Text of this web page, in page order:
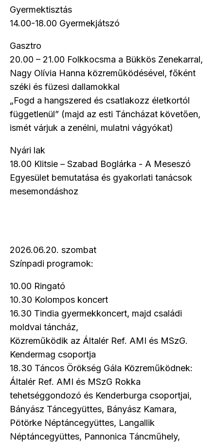
Gyermektisztás
14.00-18.00 Gyermekjátszó
Gasztro
20.00 – 21.00 Folkkocsma a Bükkös Zenekarral,
Nagy Olívia Hanna közreműködésével, főként
széki és füzesi dallamokkal
„Fogd a hangszered és csatlakozz életkortól
függetlenül” (majd az esti Táncházat követően,
ismét várjuk a zenélni, mulatni vágyókat)
Nyári lak
18.00 Klitsie – Szabad Boglárka - A Meseszó
Egyesület bemutatása és gyakorlati tanácsok
mesemondáshoz
2026.06.20. szombat
Színpadi programok:
10.00 Ringató
10.30 Kolompos koncert
16.30 Tindia gyermekkoncert, majd családi
moldvai táncház,
Közreműködik az Általér Ref. AMI és MSzG.
Kendermag csoportja
18.30 Táncos Örökség Gála Közreműködnek:
Általér Ref. AMI és MSzG Rokka
tehetséggondozó és Kenderburga csoportjai,
Bányász Táncegyüttes, Bányász Kamara,
Pötörke Néptáncegyüttes, Langallik
Néptáncegyüttes, Pannonica Táncműhely,